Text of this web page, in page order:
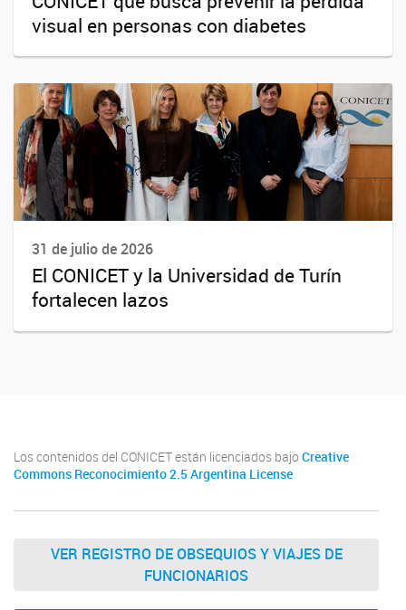
visual en personas con diabetes
31 de julio de 2026
El CONICET y la Universidad de Turín
fortalecen lazos
Los contenidos del CONICET están licenciados bajo Creative
Commons Reconocimiento 2.5 Argentina License
VER REGISTRO DE OBSEQUIOS Y VIAJES DE
FUNCIONARIOS